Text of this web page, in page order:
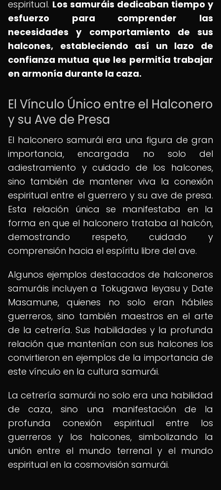
espiritual. Los samuráis dedicaban tiempo y
esfuerzo para comprender las
necesidades y comportamiento de sus
halcones, estableciendo así un lazo de
confianza mutua que les permitía trabajar
en armonía durante la caza.
El Vínculo Único entre el Halconero
y su Ave de Presa
El halconero samurái era una figura de gran
importancia, encargada no solo del
adiestramiento y cuidado de los halcones,
sino también de mantener viva la conexión
espiritual entre el guerrero y su ave de presa.
Esta relación única se manifestaba en la
forma en que el halconero trataba al halcón,
demostrando respeto, cuidado y
comprensión hacia el espíritu libre del ave.
Algunos ejemplos destacados de halconeros
samuráis incluyen a Tokugawa Ieyasu y Date
Masamune, quienes no solo eran hábiles
guerreros, sino también maestros en el arte
de la cetrería. Sus habilidades y la profunda
relación que mantenían con sus halcones los
convirtieron en ejemplos de la importancia de
este vínculo en la cultura samurái.
La cetrería samurái no solo era una habilidad
de caza, sino una manifestación de la
profunda conexión espiritual entre los
guerreros y los halcones, simbolizando la
unión entre el mundo terrenal y el mundo
espiritual en la cosmovisión samurái.